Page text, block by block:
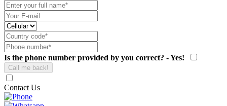
Is the phone number provided by you correct? - Yes!
Contact Us